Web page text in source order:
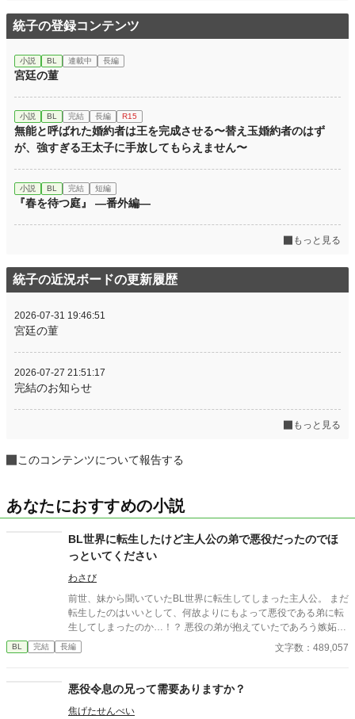
統子の登録コンテンツ
小説 BL 連載中 長編
宮廷の菫
小説 BL 完結 長編 R15
無能と呼ばれた婚約者は王を完成させる〜替え玉婚約者のはず
が、強すぎる王太子に手放してもらえません〜
小説 BL 完結 短編
『春を待つ庭』 ―番外編―
もっと見る
統子の近況ボードの更新履歴
2026-07-31 19:46:51
宮廷の菫
2026-07-27 21:51:17
完結のお知らせ
もっと見る
このコンテンツについて報告する
あなたにおすすめの小説
BL世界に転生したけど主人公の弟で悪役だったのでほ
っといてください
わさび
前世、妹から聞いていたBL世界に転生してしまった主人公。 まだ
転生したのはいいとして、何故よりにもよって悪役である弟に転
生してしまったのか…！？ 悪役の弟が抱えていたであろう嫉妬に
抗いつつ転生生活を過ごす物語。
BL 完結 長編 文字数：489,057
悪役令息の兄って需要ありますか？
焦げたせんべい